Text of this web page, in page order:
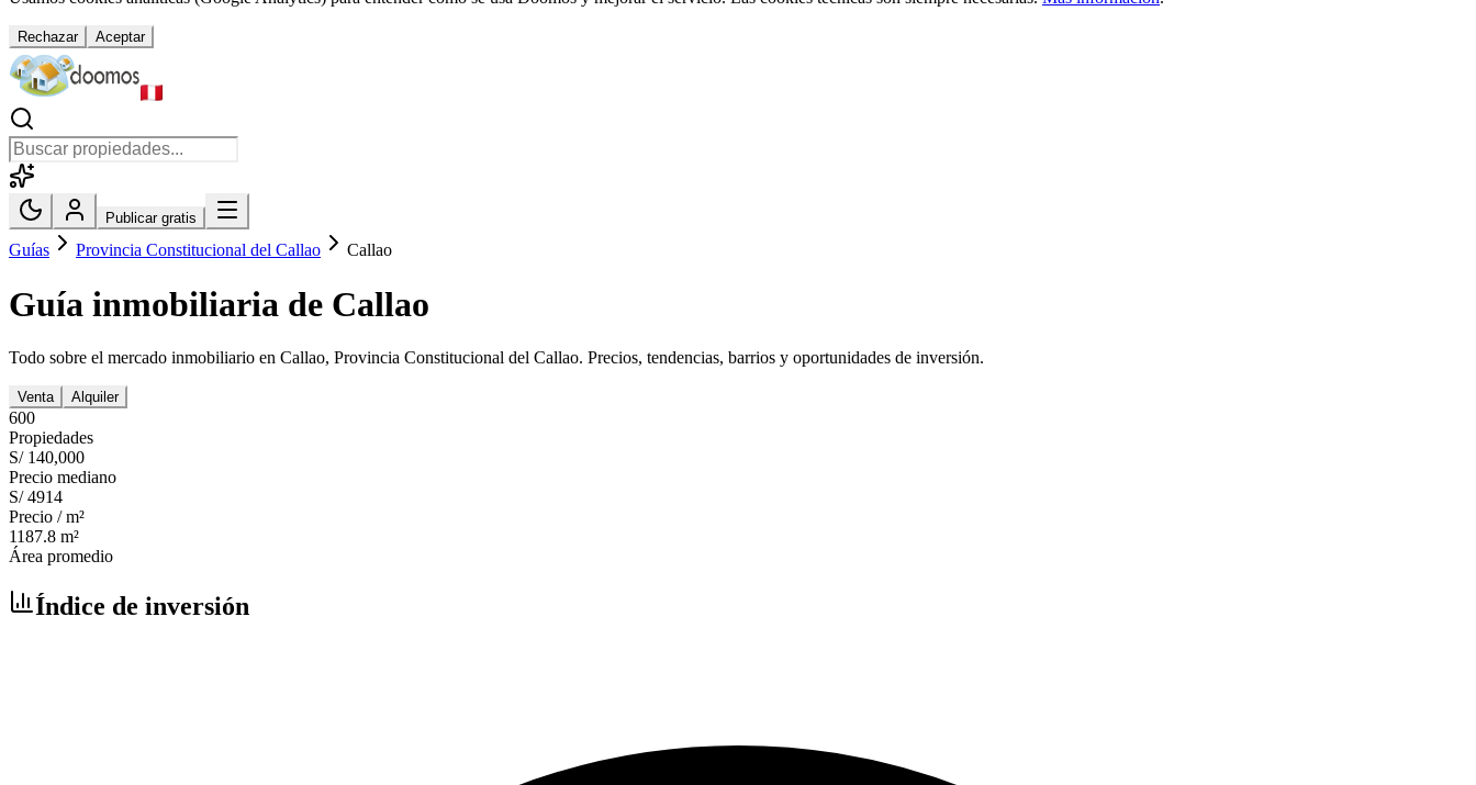
Rechazar Aceptar
Publicar gratis
Guías Provincia Constitucional del Callao Callao
Guía inmobiliaria de Callao
Todo sobre el mercado inmobiliario en Callao, Provincia Constitucional del Callao. Precios, tendencias, barrios y oportunidades de inversión.
Venta Alquiler
600
Propiedades
S/ 140,000
Precio mediano
S/ 4914
Precio / m²
1187.8 m²
Área promedio
Índice de inversión